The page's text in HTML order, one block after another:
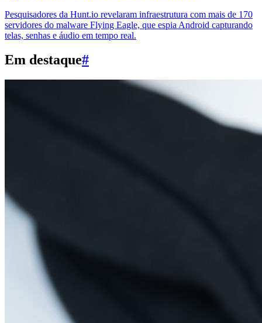
Pesquisadores da Hunt.io revelaram infraestrutura com mais de 170
servidores do malware Flying Eagle, que espia Android capturando
telas, senhas e áudio em tempo real.
Em destaque#